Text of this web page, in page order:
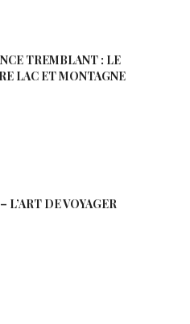
TREMBLANT : LE
LAC ET MONTAGNE
L’ART DE VOYAGER